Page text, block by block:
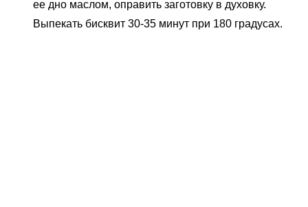
ее дно маслом, оправить заготовку в духовку.
Выпекать бисквит 30-35 минут при 180 градусах.